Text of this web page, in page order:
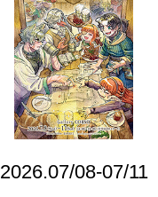
2026.07/08-07/11